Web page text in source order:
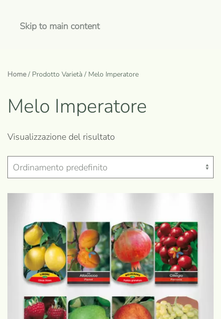
Skip to main content
Home/ Prodotto Varietà / Melo Imperatore
Melo Imperatore
Visualizzazione del risultato